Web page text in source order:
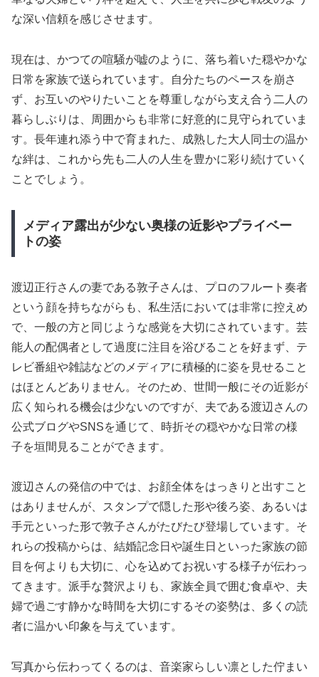
な深い信頼を感じさせます。
現在は、かつての喧騒が嘘のように、落ち着いた穏やかな
日常を家族で送られています。自分たちのペースを崩さ
ず、お互いのやりたいことを尊重しながら支え合う二人の
暮らしぶりは、周囲からも非常に好意的に見守られていま
す。長年連れ添う中で育まれた、成熟した大人同士の温か
な絆は、これから先も二人の人生を豊かに彩り続けていく
ことでしょう。
メディア露出が少ない奥様の近影やプライベー
トの姿
渡辺正行さんの妻である敦子さんは、プロのフルート奏者
という顔を持ちながらも、私生活においては非常に控えめ
で、一般の方と同じような感覚を大切にされています。芸
能人の配偶者として過度に注目を浴びることを好まず、テ
レビ番組や雑誌などのメディアに積極的に姿を見せること
はほとんどありません。そのため、世間一般にその近影が
広く知られる機会は少ないのですが、夫である渡辺さんの
公式ブログやSNSを通じて、時折その穏やかな日常の様
子を垣間見ることができます。
渡辺さんの発信の中では、お顔全体をはっきりと出すこと
はありませんが、スタンプで隠した形や後ろ姿、あるいは
手元といった形で敦子さんがたびたび登場しています。そ
れらの投稿からは、結婚記念日や誕生日といった家族の節
目を何よりも大切に、心を込めてお祝いする様子が伝わっ
てきます。派手な贅沢よりも、家族全員で囲む食卓や、夫
婦で過ごす静かな時間を大切にするその姿勢は、多くの読
者に温かい印象を与えています。
写真から伝わってくるのは、音楽家らしい凛とした佇まい